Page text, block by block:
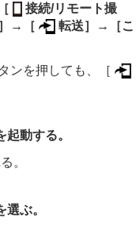
する
［
接続/リモート撮
→ ［ 転送］ →
［こ
ンを押しても、
［
動する。
。
選ぶ。